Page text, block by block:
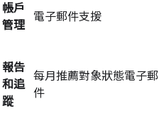
帳戶
管理
電子郵件支援
報告
和追
蹤
每月推薦對象狀態電子郵
件